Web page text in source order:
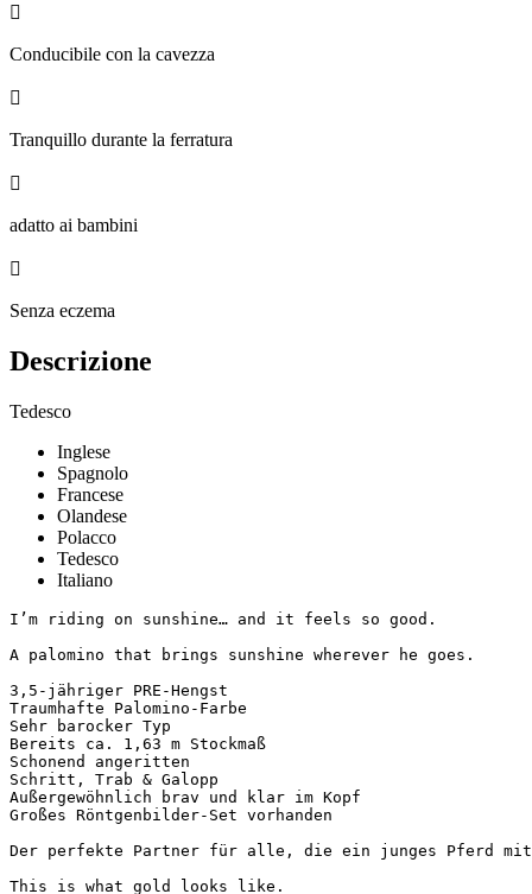

Conducibile con la cavezza

Tranquillo durante la ferratura

adatto ai bambini

Senza eczema
Descrizione
Tedesco
Inglese
Spagnolo
Francese
Olandese
Polacco
Tedesco
Italiano
I’m riding on sunshine… and it feels so good.
A palomino that brings sunshine wherever he goes.
3,5-jähriger PRE-Hengst
Traumhafte Palomino-Farbe
Sehr barocker Typ
Bereits ca. 1,63 m Stockmaß
Schonend angeritten
Schritt, Trab & Galopp
Außergewöhnlich brav und klar im Kopf
Großes Röntgenbilder-Set vorhanden
Der perfekte Partner für alle, die ein junges Pferd mit
This is what gold looks like.